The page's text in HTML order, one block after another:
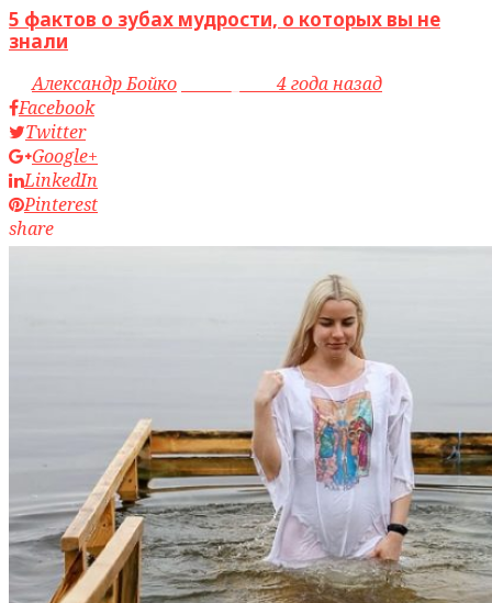
5 фактов о зубах мудрости, о которых вы не
знали
byАлександр Бойко
4 года назад
Facebook
Twitter
Google+
LinkedIn
Pinterest
share